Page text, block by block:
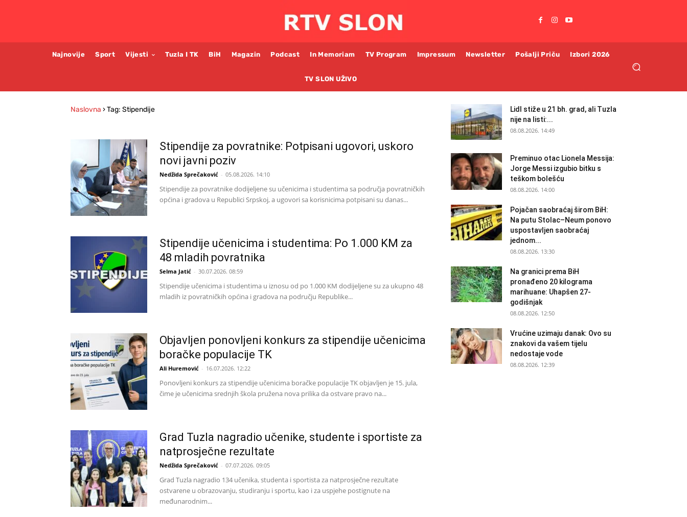
Najnovije Sport Vijesti Tuzla I TK BiH Magazin Podcast In Memoriam TV Program Impressum Newsletter Pošalji Priču Izbori 2026
TV SLON UŽIVO
Naslovna ›Tag: Stipendije
Stipendije za povratnike: Potpisani ugovori, uskoro
novi javni poziv
Nedžida Sprečaković - 05.08.2026. 14:10
Stipendije za povratnike dodijeljene su učenicima i studentima sa područja povratničkih
općina i gradova u Republici Srpskoj, a ugovori sa korisnicima potpisani su danas...
Stipendije učenicima i studentima: Po 1.000 KM za
48 mladih povratnika
Selma Jatić - 30.07.2026. 08:59
Stipendije učenicima i studentima u iznosu od po 1.000 KM dodijeljene su za ukupno 48
mladih iz povratničkih općina i gradova na području Republike...
Objavljen ponovljeni konkurs za stipendije učenicima
boračke populacije TK
Ali Huremović - 16.07.2026. 12:22
Ponovljeni konkurs za stipendije učenicima boračke populacije TK objavljen je 15. jula,
čime je učenicima srednjih škola pružena nova prilika da ostvare pravo na...
Grad Tuzla nagradio učenike, studente i sportiste za
natprosječne rezultate
Nedžida Sprečaković - 07.07.2026. 09:05
Grad Tuzla nagradio 134 učenika, studenta i sportista za natprosječne rezultate
ostvarene u obrazovanju, studiranju i sportu, kao i za uspjehe postignute na
međunarodnim...
Lidl stiže u 21 bh. grad, ali Tuzla
nije na listi:...
08.08.2026. 14:49
Preminuo otac Lionela Messija:
Jorge Messi izgubio bitku s
teškom bolešću
08.08.2026. 14:00
Pojačan saobraćaj širom BiH:
Na putu Stolac–Neum ponovo
uspostavljen saobraćaj
jednom...
08.08.2026. 13:30
Na granici prema BiH
pronađeno 20 kilograma
marihuane: Uhapšen 27-
godišnjak
08.08.2026. 12:50
Vrućine uzimaju danak: Ovo su
znakovi da vašem tijelu
nedostaje vode
08.08.2026. 12:39